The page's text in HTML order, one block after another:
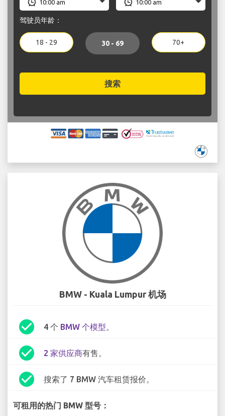
驾驶员年龄：
18 - 29 30 - 69 70+
搜索
BMW - Kuala Lumpur 机场
check_circle 4 个 BMW 个模型。
check_circle 2 家供应商有售。
check_circle 搜索了 7 BMW 汽车租赁报价。
可租用的热门 BMW 型号：